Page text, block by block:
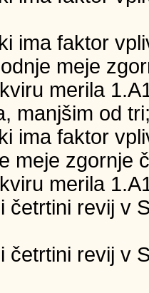
ima faktor
meje
merila
manjšim od
ima faktor
meje zgornje
merila
četrtini revij v
četrtini revij v